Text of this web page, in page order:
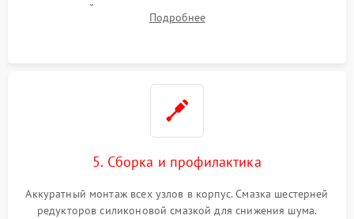
двигателей, изношенного аккумулятора, неисправного
лидара или помпы подачи воды. Восстановление шлейфов и
Подробнее
5. Сборка и профилактика
Аккуратный монтаж всех узлов в корпус. Смазка шестерней
редукторов силиконовой смазкой для снижения шума.